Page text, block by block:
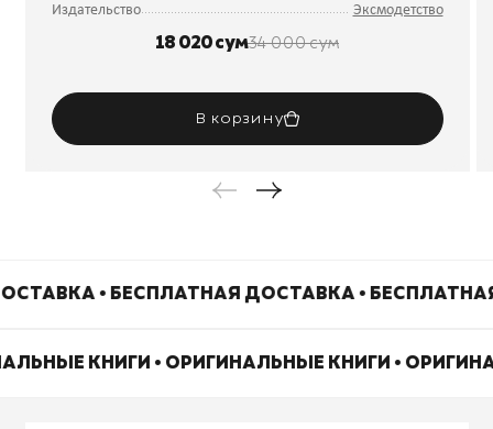
Издательство
Эксмодетство
18 020 сум34 000 сум
В корзину
• БЕСПЛАТНАЯ ДОСТАВКА •
КНИГИ • ОРИГИНАЛЬНЫЕ КНИГИ •